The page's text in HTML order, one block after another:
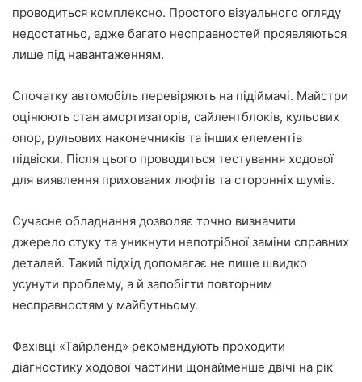
проводиться комплексно. Простого візуального огляду
недостатньо, адже багато несправностей проявляються
лише під навантаженням.
Спочатку автомобіль перевіряють на підіймачі. Майстри
оцінюють стан амортизаторів, сайлентблоків, кульових
опор, рульових наконечників та інших елементів
підвіски. Після цього проводиться тестування ходової
для виявлення прихованих люфтів та сторонніх шумів.
Сучасне обладнання дозволяє точно визначити
джерело стуку та уникнути непотрібної заміни справних
деталей. Такий підхід допомагає не лише швидко
усунути проблему, а й запобігти повторним
несправностям у майбутньому.
Фахівці «Тайрленд» рекомендують проходити
діагностику ходової частини щонайменше двічі на рік